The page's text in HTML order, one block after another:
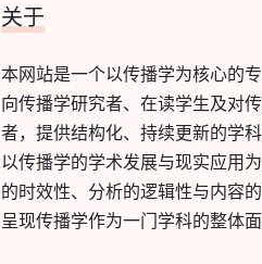
关于
本网站是一个以传播学为核心的
向传播学研究者、在读学生及对
者，提供结构化、持续更新的学
以传播学的学术发展与现实应用
的时效性、分析的逻辑性与内容
呈现传播学作为一门学科的整体面